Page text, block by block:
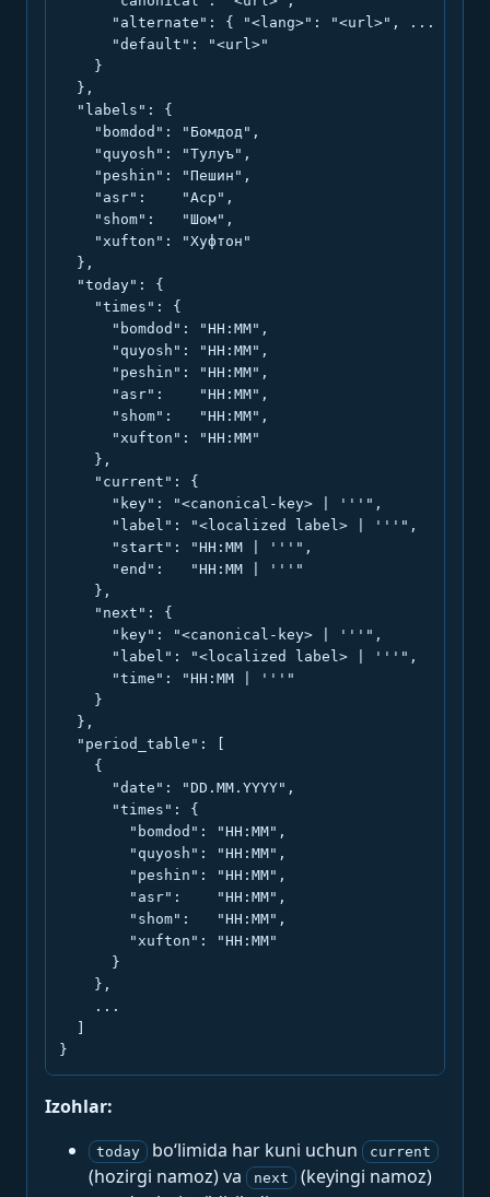
      "alternate": { "<lang>": "<url>", ... },
      "default": "<url>"
    }
  },
  "labels": {
    "bomdod": "Бомдод",
    "quyosh": "Тулуъ",
    "peshin": "Пешин",
    "asr":    "Аср",
    "shom":   "Шом",
    "xufton": "Хуфтон"
  },
  "today": {
    "times": {
      "bomdod": "HH:MM",
      "quyosh": "HH:MM",
      "peshin": "HH:MM",
      "asr":    "HH:MM",
      "shom":   "HH:MM",
      "xufton": "HH:MM"
    },
    "current": {
      "key": "<canonical-key> | '''",
      "label": "<localized label> | '''",
      "start": "HH:MM | '''",
      "end":   "HH:MM | '''"
    },
    "next": {
      "key": "<canonical-key> | '''",
      "label": "<localized label> | '''",
      "time": "HH:MM | '''"
    }
  },
  "period_table": [
    {
      "date": "DD.MM.YYYY",
      "times": {
        "bomdod": "HH:MM",
        "quyosh": "HH:MM",
        "peshin": "HH:MM",
        "asr":    "HH:MM",
        "shom":   "HH:MM",
        "xufton": "HH:MM"
      }
    },
    ...
}
Izohlar:
today bo‘limida har kuni uchun current
(hozirgi namoz) va next
(keyingi namoz)